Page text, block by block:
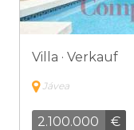
Villa · Verkauf
Jávea
2.100.000 €